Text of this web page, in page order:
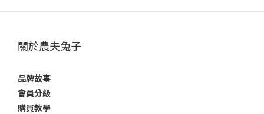
關於農夫兔子
品牌故事
會員分級
購買教學